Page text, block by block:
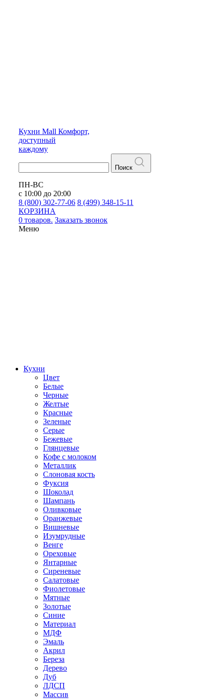
Кухни Mall Комфорт,
доступный
каждому
Поиск
ПН-ВС
с 10:00 до 20:00
8 (800) 302-77-06 8 (499) 348-15-11
КОРЗИНА
0 товаров. Заказать звонок
Меню
Кухни
Цвет
Белые
Черные
Желтые
Красные
Зеленые
Серые
Бежевые
Глянцевые
Кофе с молоком
Металлик
Слоновая кость
Фуксия
Шоколад
Шампань
Оливковые
Оранжевые
Вишневые
Изумрудные
Венге
Ореховые
Янтарные
Сиреневые
Салатовые
Фиолетовые
Мятные
Золотые
Синие
Материал
МДФ
Эмаль
Акрил
Береза
Дерево
Дуб
ЛДСП
Массив